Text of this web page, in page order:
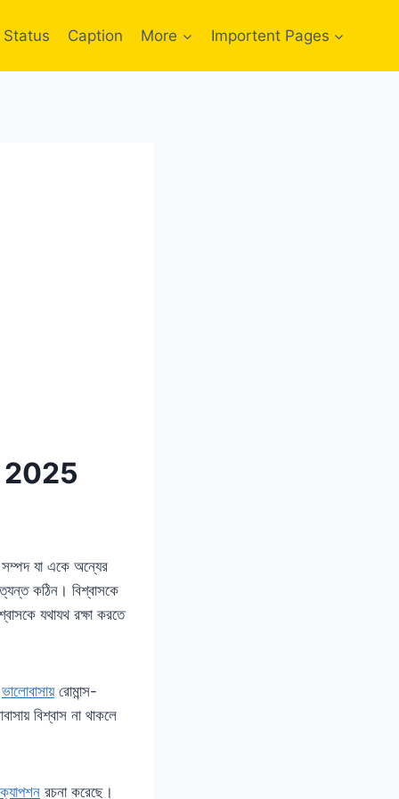
Status Caption More Importent Pages
2025
যা একে অন্যের
কঠিন। বিশ্বাসকে
যথাযথ রক্ষা করতে
ভালোবাসায়রোমান্স-
বিশ্বাস না থাকলে
ক্যাপশন রচনা করেছে।